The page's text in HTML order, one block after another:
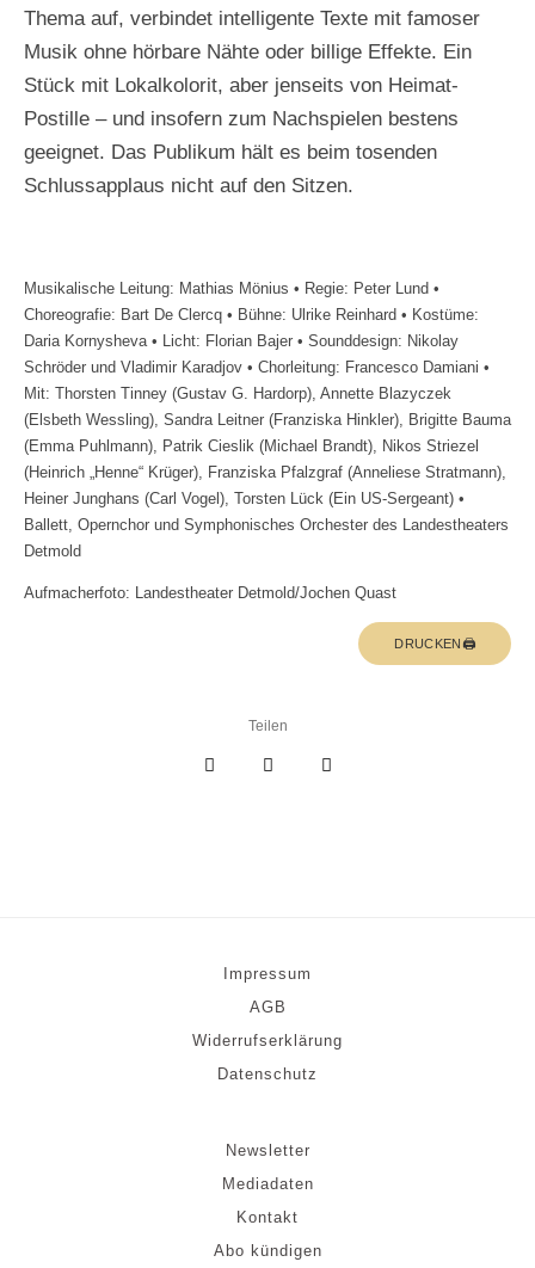
Thema auf, verbindet intelligente Texte mit famoser
Musik ohne hörbare Nähte oder billige Effekte. Ein
Stück mit Lokalkolorit, aber jenseits von Heimat-
Postille – und insofern zum Nachspielen bestens
geeignet. Das Publikum hält es beim tosenden
Schlussapplaus nicht auf den Sitzen.
Musikalische Leitung: Mathias Mönius • Regie: Peter Lund •
Choreografie: Bart De Clercq • Bühne: Ulrike Reinhard • Kostüme:
Daria Kornysheva • Licht: Florian Bajer • Sounddesign: Nikolay
Schröder und Vladimir Karadjov • Chorleitung: Francesco Damiani •
Mit: Thorsten Tinney (Gustav G. Hardorp), Annette Blazyczek
(Elsbeth Wessling), Sandra Leitner (Franziska Hinkler), Brigitte Bauma
(Emma Puhlmann), Patrik Cieslik (Michael Brandt), Nikos Striezel
(Heinrich „Henne“ Krüger), Franziska Pfalzgraf (Anneliese Stratmann),
Heiner Junghans (Carl Vogel), Torsten Lück (Ein US-Sergeant) •
Ballett, Opernchor und Symphonisches Orchester des Landestheaters
Detmold
Aufmacherfoto: Landestheater Detmold/Jochen Quast
DRUCKEN🖨
Teilen
Impressum
AGB
Widerrufserklärung
Datenschutz
Newsletter
Mediadaten
Kontakt
Abo kündigen